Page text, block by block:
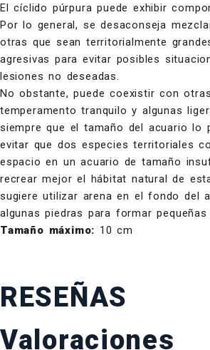
El cíclido púrpura puede exhibir
Por lo general, se desaconseja
otras que sean territorialmente
agresivas para evitar posibles
lesiones no deseadas.
No obstante, puede coexistir con
temperamento tranquilo y algunas
siempre que el tamaño del acuario lo
evitar que dos especies territoriales
espacio en un acuario de tamaño
recrear mejor el hábitat natural de
sugiere utilizar arena en el fondo del
algunas piedras para formar pequeñas
Tamaño máximo: 10 cm
RESEÑAS
Valoraciones